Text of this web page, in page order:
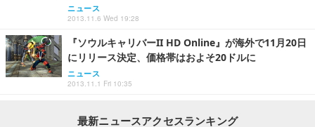
ニュース
2013.11.6 Wed 19:28
『ソウルキャリバーII HD Online』が海外で11月20日
にリリース決定、価格帯はおよそ20ドルに
ニュース
2013.11.1 Fri 10:35
最新ニュースアクセスランキング